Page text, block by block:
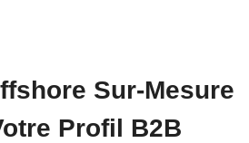
Sur-Mesure
Profil B2B